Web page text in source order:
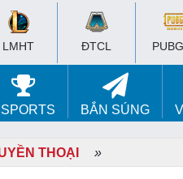
LMHT ĐTCL
BẮN SÚNG
THOẠI »